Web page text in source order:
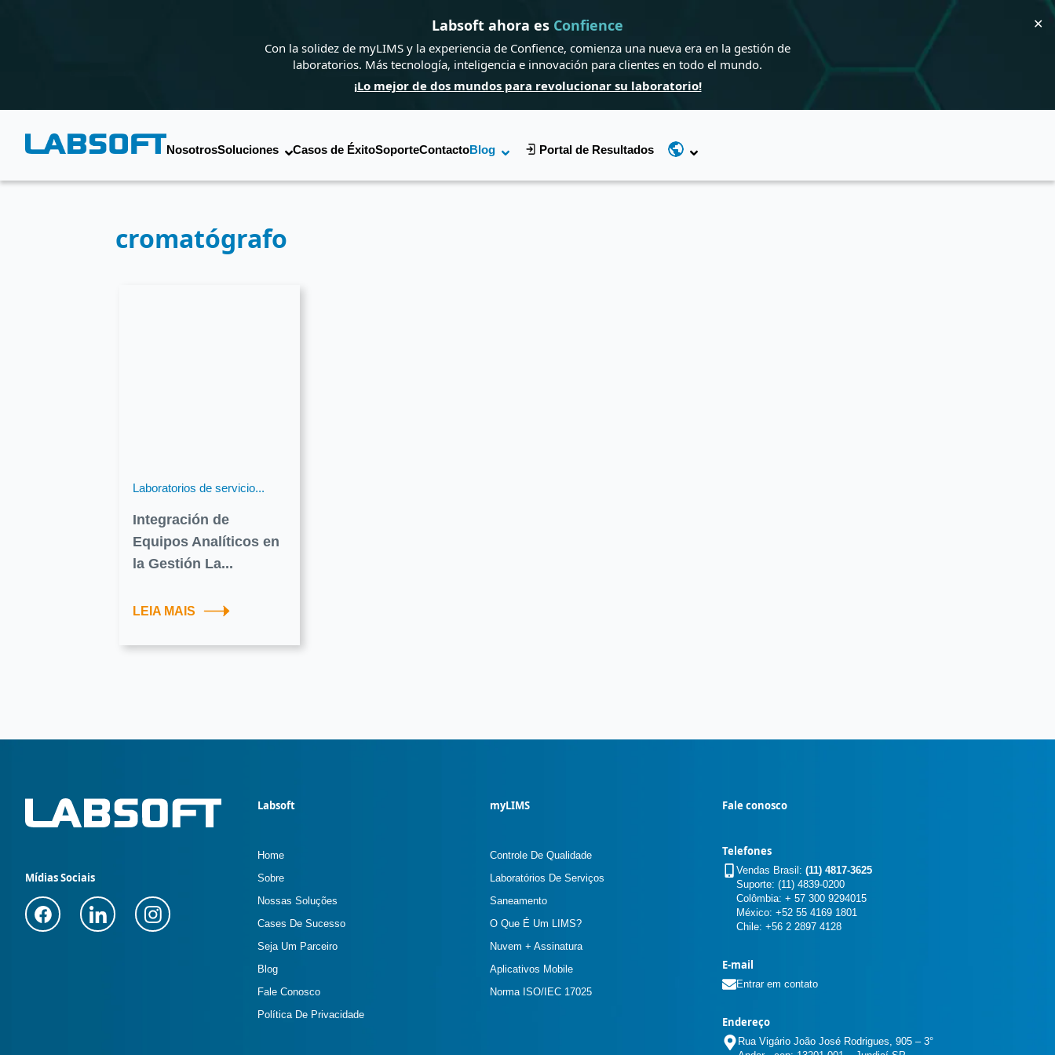
Labsoft ahora es Confience
Con la solidez de myLIMS y la experiencia de Confience, comienza una nueva era en la gestión de
laboratorios. Más tecnología, inteligencia e innovación para clientes en todo el mundo.
¡Lo mejor de dos mundos para revolucionar su laboratorio!
✕
NosotrosSoluciones Casos de ÉxitoSoporteContactoBlog Portal de Resultados
cromatógrafo
Laboratorios de servicio...
Integración de
Equipos Analíticos en
la Gestión La...
LEIA MAIS
Mídias Sociais
Labsoft
Home
Sobre
Nossas Soluções
Cases De Sucesso
Seja Um Parceiro
Blog
Fale Conosco
Política De Privacidade
myLIMS
Controle De Qualidade
Laboratórios De Serviços
Saneamento
O Que É Um LIMS?
Nuvem + Assinatura
Aplicativos Mobile
Norma ISO/IEC 17025
Fale conosco
Telefones
Vendas Brasil: (11) 4817-3625
Suporte: (11) 4839-0200
Colômbia: + 57 300 9294015
México: +52 55 4169 1801
Chile: +56 2 2897 4128
E-mail
Entrar em contato
Endereço
Rua Vigário João José Rodrigues, 905 – 3°